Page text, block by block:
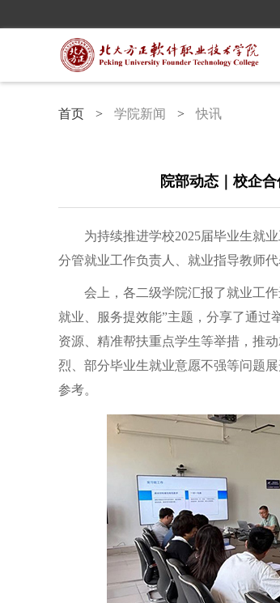
首页 > 学院新闻 > 快讯
院部动态｜校企
为持续推进学校2025届毕业生就
分管就业工作负责人、就业指导教师代
会上，各二级学院汇报了就业工
就业、服务提效能”主题，分享了通过
资源、精准帮扶重点学生等举措，推
烈、部分毕业生就业意愿不强等问题
参考。